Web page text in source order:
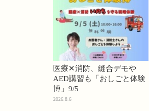
医療✕消防、縫合デモや
AED講習も「おしごと体験
博」9/5
2026.8.6